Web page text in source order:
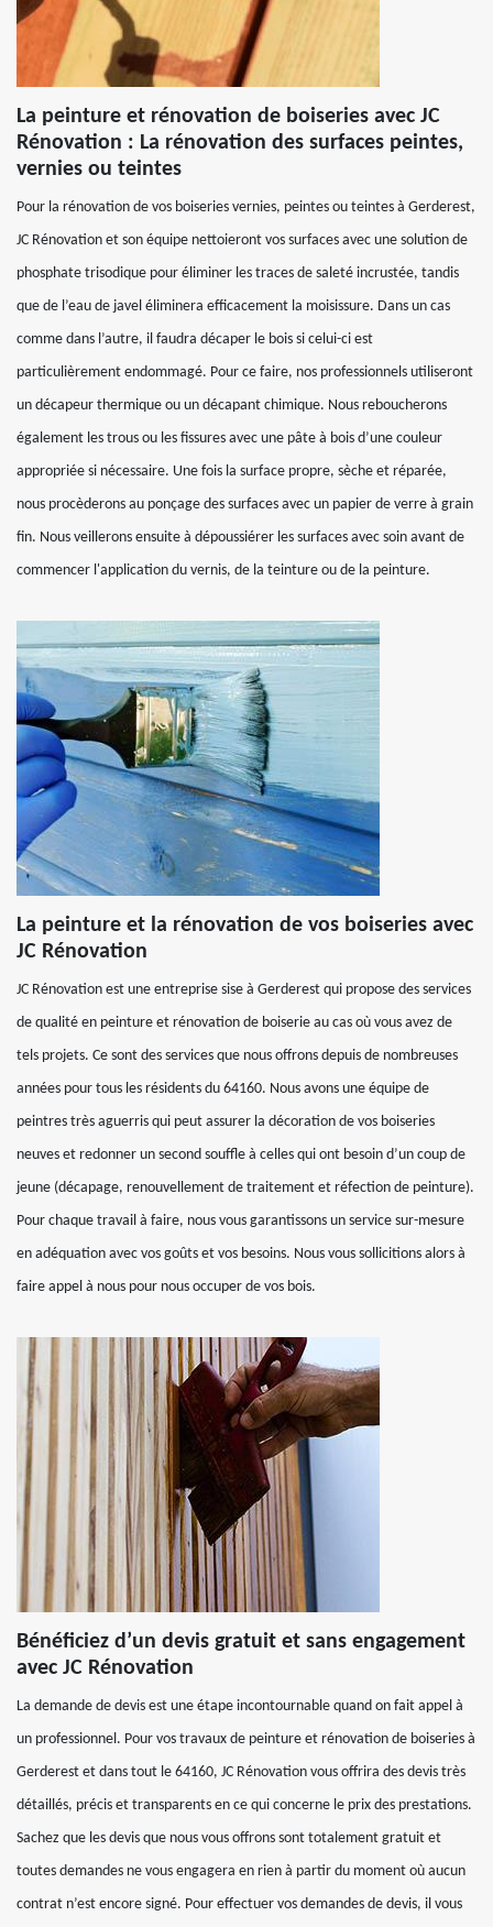
La peinture et rénovation de boiseries avec JC
Rénovation : La rénovation des surfaces peintes,
vernies ou teintes
Pour la rénovation de vos boiseries vernies, peintes ou teintes à Gerderest,
JC Rénovation et son équipe nettoieront vos surfaces avec une solution de
phosphate trisodique pour éliminer les traces de saleté incrustée, tandis
que de l’eau de javel éliminera efficacement la moisissure. Dans un cas
comme dans l’autre, il faudra décaper le bois si celui-ci est
particulièrement endommagé. Pour ce faire, nos professionnels utiliseront
un décapeur thermique ou un décapant chimique. Nous reboucherons
également les trous ou les fissures avec une pâte à bois d’une couleur
appropriée si nécessaire. Une fois la surface propre, sèche et réparée,
nous procèderons au ponçage des surfaces avec un papier de verre à grain
fin. Nous veillerons ensuite à dépoussiérer les surfaces avec soin avant de
commencer l'application du vernis, de la teinture ou de la peinture.
La peinture et la rénovation de vos boiseries avec
JC Rénovation
JC Rénovation est une entreprise sise à Gerderest qui propose des services
de qualité en peinture et rénovation de boiserie au cas où vous avez de
tels projets. Ce sont des services que nous offrons depuis de nombreuses
années pour tous les résidents du 64160. Nous avons une équipe de
peintres très aguerris qui peut assurer la décoration de vos boiseries
neuves et redonner un second souffle à celles qui ont besoin d’un coup de
jeune (décapage, renouvellement de traitement et réfection de peinture).
Pour chaque travail à faire, nous vous garantissons un service sur-mesure
en adéquation avec vos goûts et vos besoins. Nous vous sollicitions alors à
faire appel à nous pour nous occuper de vos bois.
Bénéficiez d’un devis gratuit et sans engagement
avec JC Rénovation
La demande de devis est une étape incontournable quand on fait appel à
un professionnel. Pour vos travaux de peinture et rénovation de boiseries à
Gerderest et dans tout le 64160, JC Rénovation vous offrira des devis très
détaillés, précis et transparents en ce qui concerne le prix des prestations.
Sachez que les devis que nous vous offrons sont totalement gratuit et
toutes demandes ne vous engagera en rien à partir du moment où aucun
contrat n’est encore signé. Pour effectuer vos demandes de devis, il vous